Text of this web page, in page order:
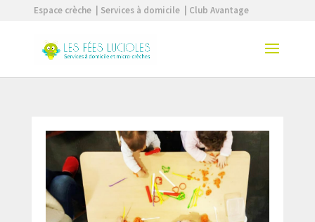
Espace crèche | Services à domicile | Club Avantage